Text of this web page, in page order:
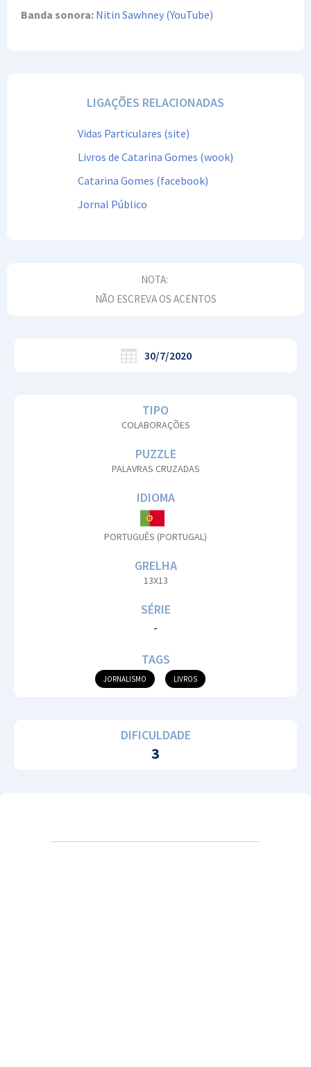
Banda sonora: Nitin Sawhney (YouTube)
LIGAÇÕES RELACIONADAS
Vidas Particulares (site)
Livros de Catarina Gomes (wook)
Catarina Gomes (facebook)
Jornal Público
NOTA:
NÃO ESCREVA OS ACENTOS
30/7/2020
TIPO
COLABORAÇÕES
PUZZLE
PALAVRAS CRUZADAS
IDIOMA
PORTUGUÊS (PORTUGAL)
GRELHA
13X13
SÉRIE
-
TAGS
JORNALISMO LIVROS
DIFICULDADE
3